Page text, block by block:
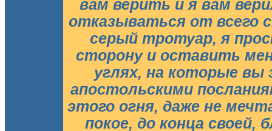
вам верить и я вам
отказываться от всего
серый тротуар, я
сторону и оставить
углях, на которые вы
апостольскими
этого огня, даже не
покое, до конца своей,